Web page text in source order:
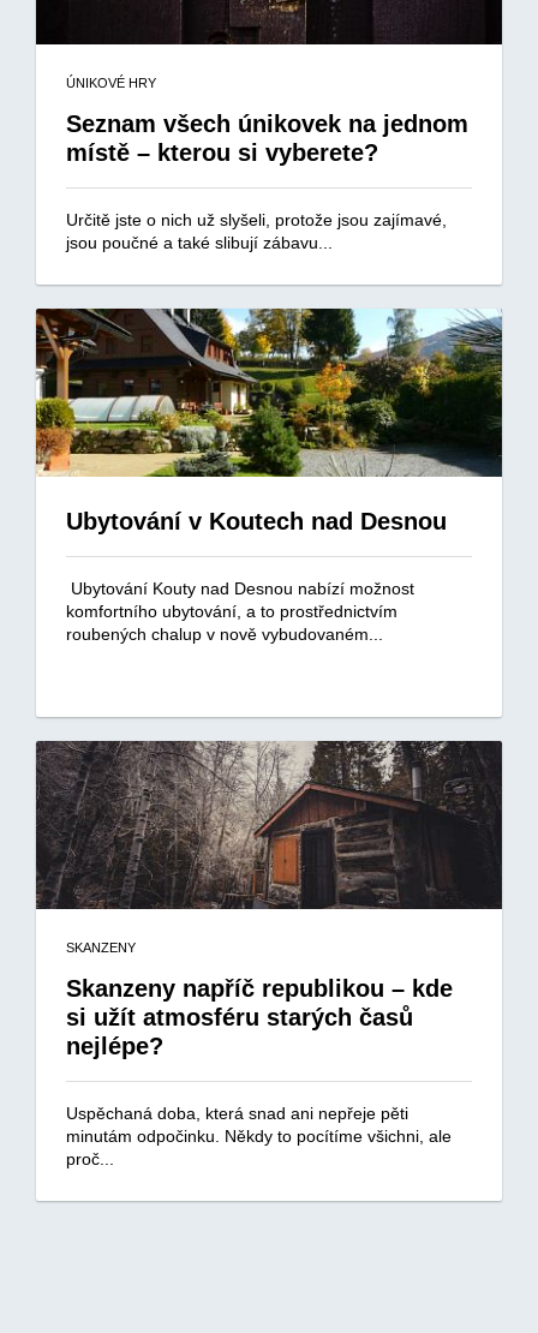
ÚNIKOVÉ HRY
Seznam všech únikovek na jednom
místě – kterou si vyberete?
Určitě jste o nich už slyšeli, protože jsou zajímavé,
jsou poučné a také slibují zábavu...
Ubytování v Koutech nad Desnou
Ubytování Kouty nad Desnou nabízí možnost
komfortního ubytování, a to prostřednictvím
roubených chalup v nově vybudovaném...
SKANZENY
Skanzeny napříč republikou – kde
si užít atmosféru starých časů
nejlépe?
Uspěchaná doba, která snad ani nepřeje pěti
minutám odpočinku. Někdy to pocítíme všichni, ale
proč...